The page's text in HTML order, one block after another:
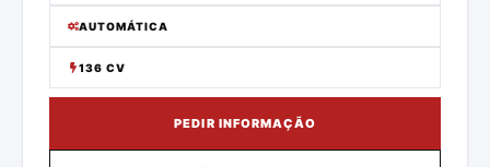
AUTOMÁTICA
136 CV
PEDIR INFORMAÇÃO